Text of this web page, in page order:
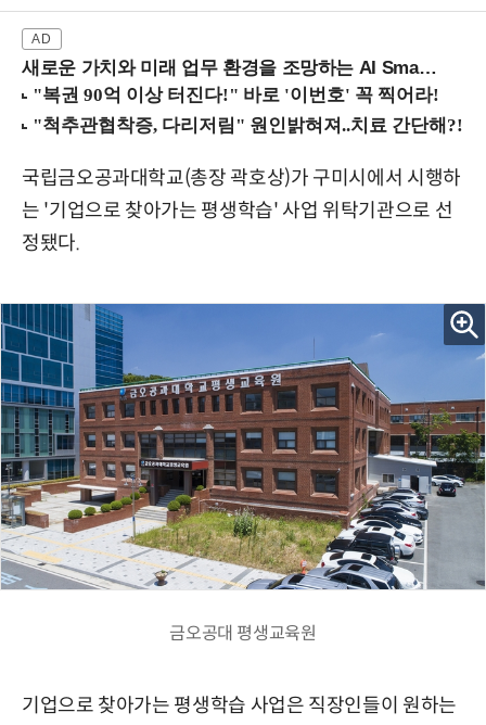
새로운 가치와 미래 업무 환경을 조망하는 AI Smart Work Summit 2026 (9/11 코엑스)
국립금오공과대학교(총장 곽호상)가 구미시에서 시행하
는 '기업으로 찾아가는 평생학습' 사업 위탁기관으로 선
정됐다.
금오공대 평생교육원
기업으로 찾아가는 평생학습 사업은 직장인들이 원하는